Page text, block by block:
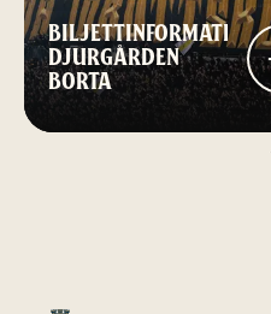
BILJETTINFORMATION
DJURGÅRDEN
BORTA